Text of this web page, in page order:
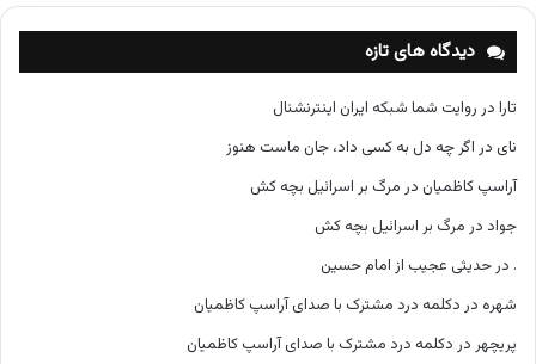
ه‌
ه
دیدگاه های تازه
تارا در روایت شما شبکه ایران اینترنشنال
نای در اگر چه دل به کسی داد، جان ماست هنوز
آراسپ کاظمیان در مرگ بر اسرائیل بچه کش
جواد در مرگ بر اسرائیل بچه کش
. در حدیثی عجیب از امام حسین
شهره در دکلمه درد مشترک با صدای آراسپ کاظمیان
پریچهر در دکلمه درد مشترک با صدای آراسپ کاظمیان